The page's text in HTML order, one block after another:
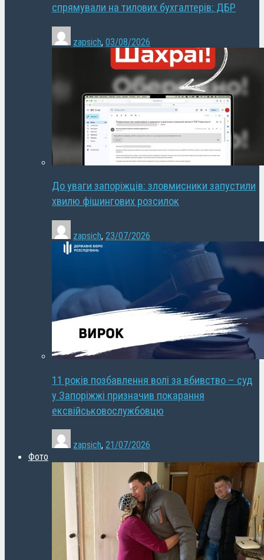
спрямували на тилових бухгалтерів: ДБР
zapsich, 03/08/2026
До уваги запоріжців: зловмисники запустили
хвилю фішингових розсилок
zapsich, 23/07/2026
11 років позбавлення волі за вбивство – суд
у Запоріжжі призначив покарання
ексвійськовослужбовцю
zapsich, 21/07/2026
Фото